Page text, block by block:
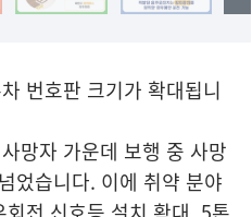
번호판 크기가 확대됩니
망자 가운데 보행 중 사망
었습니다. 이에 취약 분야